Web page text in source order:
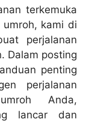
terkemuka
kami di
perjalanan
Dalam posting
penting
perjalanan
Anda,
lancar dan